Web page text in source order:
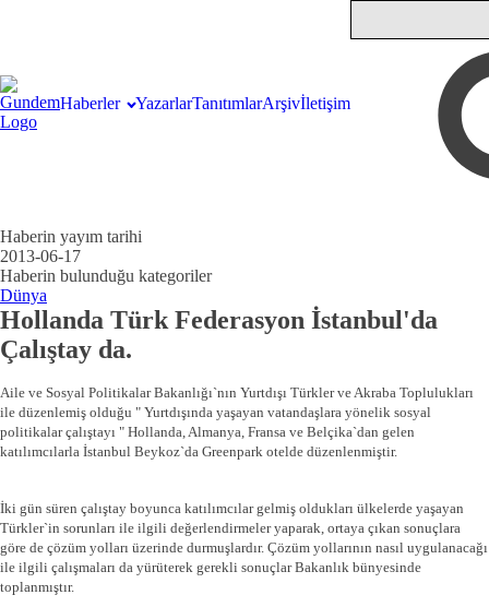
Haberler YazarlarTanıtımlarArşivİletişim
Haberin yayım tarihi
2013-06-17
Haberin bulunduğu kategoriler
Dünya
Hollanda Türk Federasyon İstanbul'da
Çalıştay da.
Aile ve Sosyal Politikalar Bakanlığı`nın Yurtdışı Türkler ve Akraba Toplulukları
ile düzenlemiş olduğu " Yurtdışında yaşayan vatandaşlara yönelik sosyal
politikalar çalıştayı " Hollanda, Almanya, Fransa ve Belçika`dan gelen
katılımcılarla İstanbul Beykoz`da Greenpark otelde düzenlenmiştir.
İki gün süren çalıştay boyunca katılımcılar gelmiş oldukları ülkelerde yaşayan
Türkler`in sorunları ile ilgili değerlendirmeler yaparak, ortaya çıkan sonuçlara
göre de çözüm yolları üzerinde durmuşlardır. Çözüm yollarının nasıl uygulanacağı
ile ilgili çalışmaları da yürüterek gerekli sonuçlar Bakanlık bünyesinde
toplanmıştır.